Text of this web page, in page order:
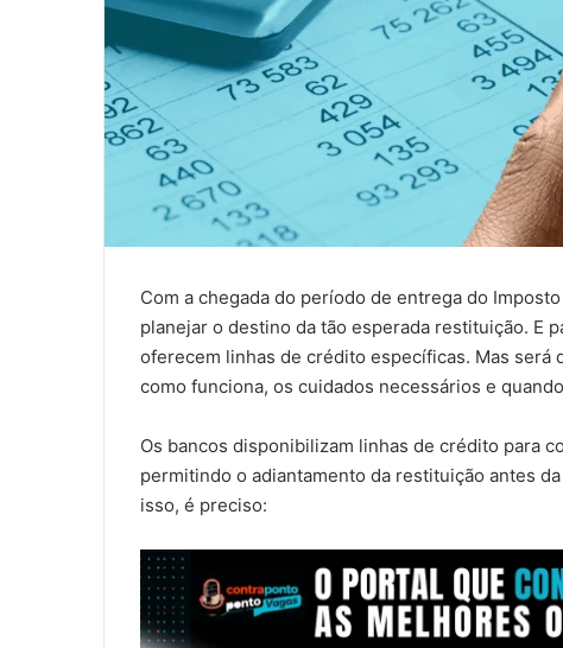
Com a chegada do período de entrega do
planejar o destino da tão esperada restituição. E
oferecem linhas de crédito específicas. Mas será
como funciona, os cuidados necessários e
Os bancos disponibilizam linhas de crédito para
permitindo o adiantamento da restituição antes
isso, é preciso: